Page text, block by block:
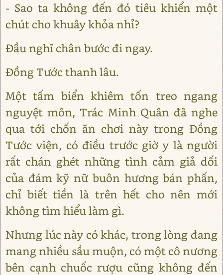
- Sao ta không đến đó tiêu khiển một
chút cho khuây khỏa nhỉ?
Đầu nghĩ chân bước đi ngay.
Đồng Tước thanh lâu.
Một tấm biển khiêm tốn treo ngang
nguyệt môn, Trác Minh Quân đã nghe
qua tới chốn ăn chơi này trong Đồng
Tước viện, có điều trước giờ y là người
rất chán ghét những tình cảm giả dối
của đám kỹ nữ buôn hương bán phấn,
chỉ biết tiền là trên hết cho nên mới
không tìm hiểu làm gì.
Nhưng lúc này có khác, trong lòng đang
mang nhiều sầu muộn, có một cô nương
bên cạnh chuốc rượu cũng không đến